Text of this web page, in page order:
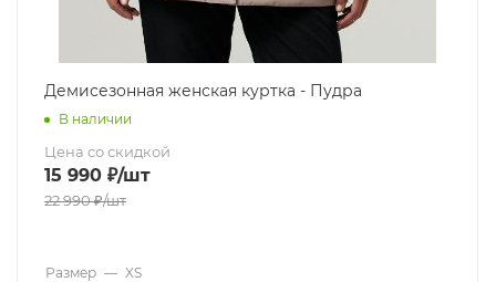
Демисезонная женская куртка - Пудра
В наличии
Цена со скидкой
15 990 ₽/шт
22 990₽/шт
Размер — XS